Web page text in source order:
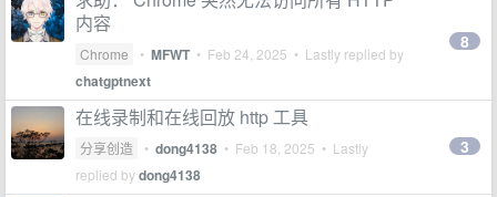
内容
Chrome • MFWT • Feb 24, 2025 • Lastly replied by
chatgptnext
8
在线录制和在线回放 http 工具
分享创造 • dong4138 • Feb 18, 2025 • Lastly
replied bydong4138
3